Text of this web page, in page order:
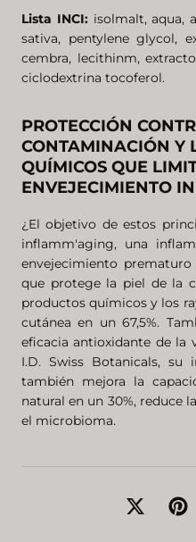
Lista INCI: isolmalt, aqua,
sativa, pentylene glycol,
cembra, lecithinm,
ciclodextrina tocoferol.
PROTECCIÓN
CONTAMINACIÓN Y
QUÍMICOS QUE
ENVEJECIMIENTO
¿El objetivo de estos
inflamm'aging, una
envejecimiento
que protege la piel de la
productos químicos y los
cutánea en un 67,5%.
eficacia antioxidante de la
I.D. Swiss Botanicals, su
también mejora la
natural en un 30%, reduce
el microbioma.